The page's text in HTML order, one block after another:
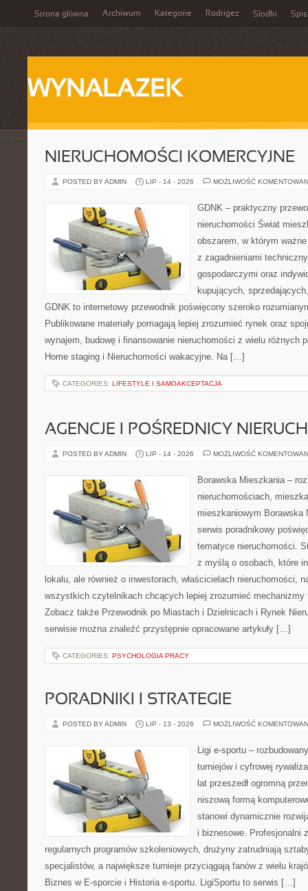
Strona główna Archiwum Kategorie Rodrigez Słodki Spis
WYNALAZEK
NIERUCHOMOŚCI KOMERCYJNE
POSTED BY ADMIN LIP - 14 - 2026 MOŻLIWOŚĆ
GDNK – praktyczny
nieruchomości Świat
obszarem, w którym
z zagadnieniami
gospodarczymi oraz
kupujących,
GDNK to internetowy przewodnik poświęcony szeroko
Publikowane materiały pomagają lepiej zrozumieć rynek oraz
wynajem, budowę i finansowanie nieruchomości z wielu różnych
Home staging i Nieruchomości wakacyjne. Na […]
CATEGORIES: LIFESTYLE I SAMOAKCEPTACJA
AGENCJE I POŚREDNICY
POSTED BY ADMIN LIP - 14 - 2026 MOŻLIWOŚĆ
Borawska Mieszkania –
nieruchomościach,
mieszkaniowym Borawska
serwis poradnikowy
tematyce nieruchomości.
z myślą o osobach, które
lokalu, ale również o inwestorach, właścicielach nieruchomości,
wszystkich czytelnikach chcących lepiej zrozumieć mechanizmy
Zobacz także Przewodnik po Miastach i Dzielnicach i Rynek
serwisie można znaleźć przystępnie opracowane artykuły […]
CATEGORIES: PSYCHOLOGIA PRACY
PORADNIKI I STRATEGIE
POSTED BY ADMIN LIP - 13 - 2026 MOŻLIWOŚĆ
Ligi e-sportu –
turniejów i cyfrowej
lat przeszedł ogromną
niszową formą
stanowi dynamicznie
i biznesowe. Profesjonalni
regularnych programów szkoleniowych, drużyny zatrudniają
specjalistów, a największe turnieje przyciągają fanów z wielu
Biznes w E-sporcie i Historia e-sportu. LigiSportu to serwis […]